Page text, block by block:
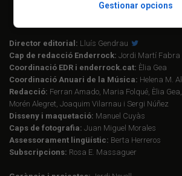
Director editorial: Lluís Gendrau
Cap de redacció Enderrock: Jordi Martí Fabra
Coordinació EDR i enderrock.cat: Èlia Gea
Coordinació Anuari de la Música: Helena M.
Redacció: Ferran Amado, Maria Folqué, Èlia
Morén Alegret, Joaquim Vilarnau i Sergi Núñez
Disseny i maquetació: Manuel Cuyàs
Caps de fotografia: Juan Miguel Morales
Assessorament lingüístic: Berta Herreros
Subscripcions: Rosa E. Massaguer
Gestionar opcions